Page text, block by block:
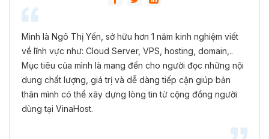
Mình là Ngô Thị Yến, sở hữu hơn 1 năm kinh nghiệm viết
về lĩnh vực như: Cloud Server, VPS, hosting, domain,..
Mục tiêu của mình là mang đến cho người đọc những nội
dung chất lượng, giá trị và dễ dàng tiếp cận giúp bản
thân mình có thể xây dựng lòng tin từ cộng đồng người
dùng tại VinaHost.